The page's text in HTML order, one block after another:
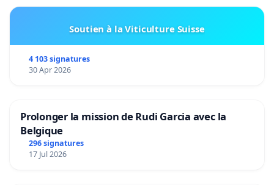
Soutien à la Viticulture Suisse
4 103 signatures
30 Apr 2026
Prolonger la mission de Rudi Garcia avec la
Belgique
296 signatures
17 Jul 2026